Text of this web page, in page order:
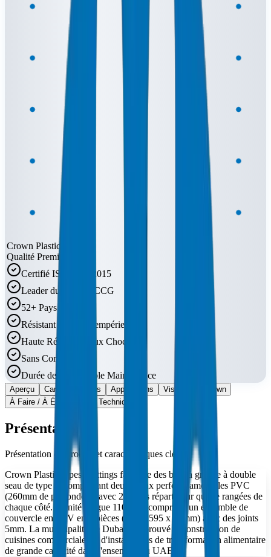
Crown Plastic Pipes
Qualité Premium
Certifié ISO 9001:2015
Leader du Marché CCG
52+ Pays
Résistant UV et Intempéries
Haute Résistance aux Chocs
Sans Corrosion
Durée de Vie à Faible Maintenance
Aperçu Caractéristiques Applications
Visual Breakdown
À Faire / À Éviter
FAQ Techniques
Présentation
Présentation du produit et caractéristiques clés
Crown Plastic Pipes / Fittings fabrique des bacs à graisse à double
seau de type B comprenant deux seaux perforés amovibles PVC
(260mm de profondeur) avec 25 trous répartis sur quatre rangées de
chaque côté. L'unité longue 1100mm comprend un ensemble de
couvercle en PRV en 3 pièces (595 x 595 x 16mm) avec des joints
5mm. La municipalité de Dubai a approuvé la construction de
cuisines commerciales et d'installations de transformation alimentaire
de grande capacité dans l'ensemble du UAE.